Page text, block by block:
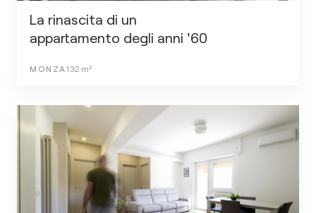
La rinascita di un
appartamento degli anni '60
MONZA 132m²